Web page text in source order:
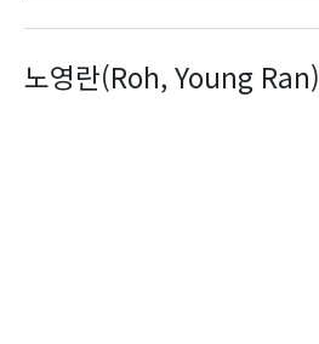
노영란(Roh, Young Ran)